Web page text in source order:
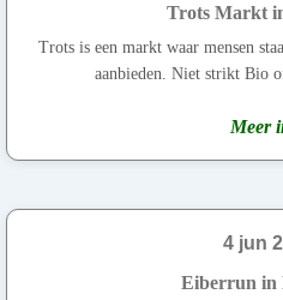
Trots Markt
Trots is een markt waar mensen
aanbieden. Niet strikt Bio
Meer
4 jun
Eiberrun in